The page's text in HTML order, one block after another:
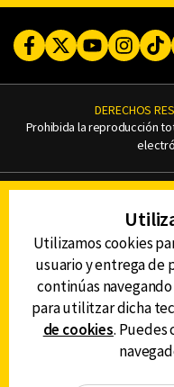
FacebookTwitterYoutube
DERECHOS
Prohibida la reproducción
Utilizamos cookies
usuario y entrega de
continúas
para utilitzar dicha
de cookies. Puedes